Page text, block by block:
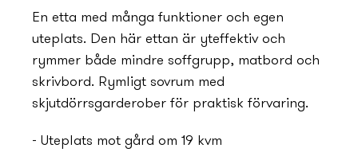
En etta med många funktioner och egen
uteplats. Den här ettan är yteffektiv och
rymmer både mindre soffgrupp, matbord och
skrivbord. Rymligt sovrum med
skjutdörrsgarderober för praktisk förvaring.
- Uteplats mot gård om 19 kvm